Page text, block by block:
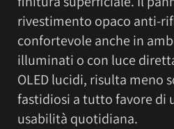
rivestimento opaco anti-
confortevole anche in
illuminati o con luce
OLED lucidi, risulta meno
fastidiosi a tutto favore di
usabilità quotidiana.